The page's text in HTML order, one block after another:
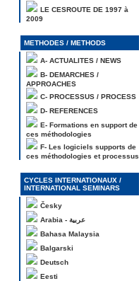
LE CESROUTE DE 1997 à
2009
METHODES / METHODS
A- ACTUALITES / NEWS
B- DEMARCHES /
APPROACHES
C- PROCESSUS / PROCESS
D- REFERENCES
E- Formations en support de
ces méthodologies
F- Les logiciels supports de
ces méthodologies et processus
CYCLES INTERNATIONAUX /
INTERNATIONAL SEMINARS
Česky
Arabia - عربية
Bahasa Malaysia
Balgarski
Deutsch
Eesti